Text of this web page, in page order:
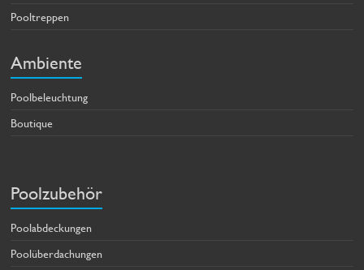
Pooltreppen
Ambiente
Poolbeleuchtung
Boutique
Poolzubehör
Poolabdeckungen
Poolüberdachungen